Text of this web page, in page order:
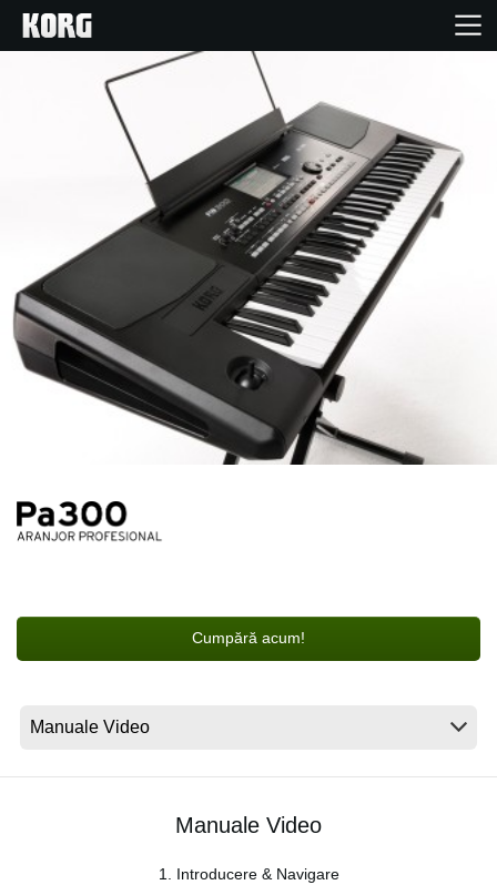
Acasă
Produse
În Prim Plan
Asistență
Găsește un Magazin
Ştiri
Cumpără acum!
Manuale Video
1. Introducere & Navigare